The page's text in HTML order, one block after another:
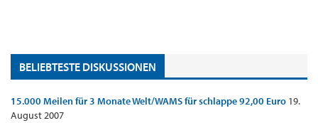
BELIEBTESTE DISKUSSIONEN
15.000 Meilen für 3 Monate Welt/WAMS für schlappe 92,00 Euro 19.
August 2007